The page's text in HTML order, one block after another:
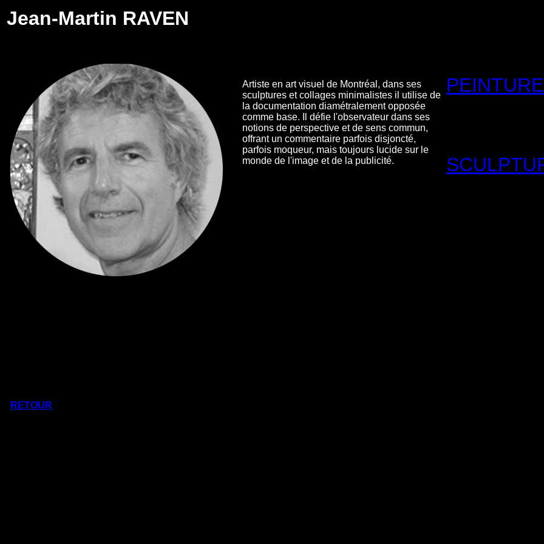
Jean-Martin RAVEN
RETOUR
Artiste en art visuel de Montréal, dans ses
sculptures et collages minimalistes il utilise de
la documentation diamétralement opposée
comme base. Il défie l'observateur dans ses
notions de perspective et de sens commun,
offrant un commentaire parfois disjoncté,
parfois moqueur, mais toujours lucide sur le
monde de l'image et de la publicité.
PEINTURE